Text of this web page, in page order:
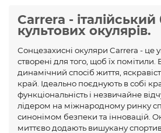
Carrera -
культових окулярів.
Сонцезахисні окуляри Carrera - це
створені для того, щоб їх
динамічний спосіб життя,
край. Ідеально поєднують в собі
функціональність і незвичайне
лідером на міжнародному ринку
синонімом безпеки та інновацій.
миттєво додають вишукану